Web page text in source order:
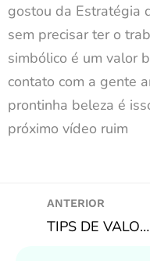
gostou da Estratégia
sem precisar ter o
simbólico é um valor
contato com a gente
prontinha beleza é
próximo vídeo ruim
ANTERIOR
TIPS DE VALOR PARA DOMINGO 13/02/2022 – MODELO 100% ESTATÍSTICO BUSCANDO ODDS +EV